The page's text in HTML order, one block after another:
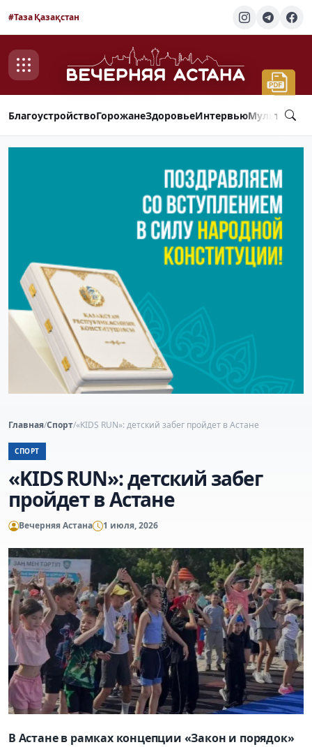
#Таза Қазақстан
БлагоустройствоГорожанеЗдоровьеИнтервью
Главная/Спорт/«KIDS RUN»: детский забег пройдет в Астане
СПОРТ
«KIDS RUN»: детский забег
пройдет в Астане
Вечерняя Астана 1 июля, 2026
В Астане в рамках концепции «Закон и порядок»